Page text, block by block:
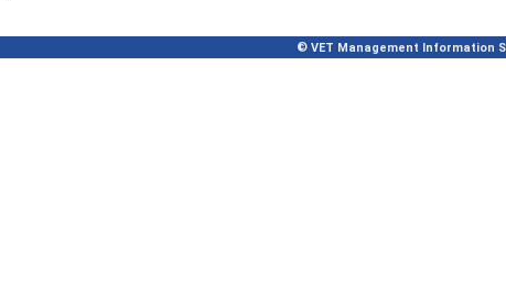
© VET Management Information